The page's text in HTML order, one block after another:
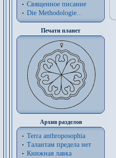
Священное писание
Die Methodologie...
Печати планет
Архив разделов
Terra anthroposophia
Талантам предела нет
Книжная лавка